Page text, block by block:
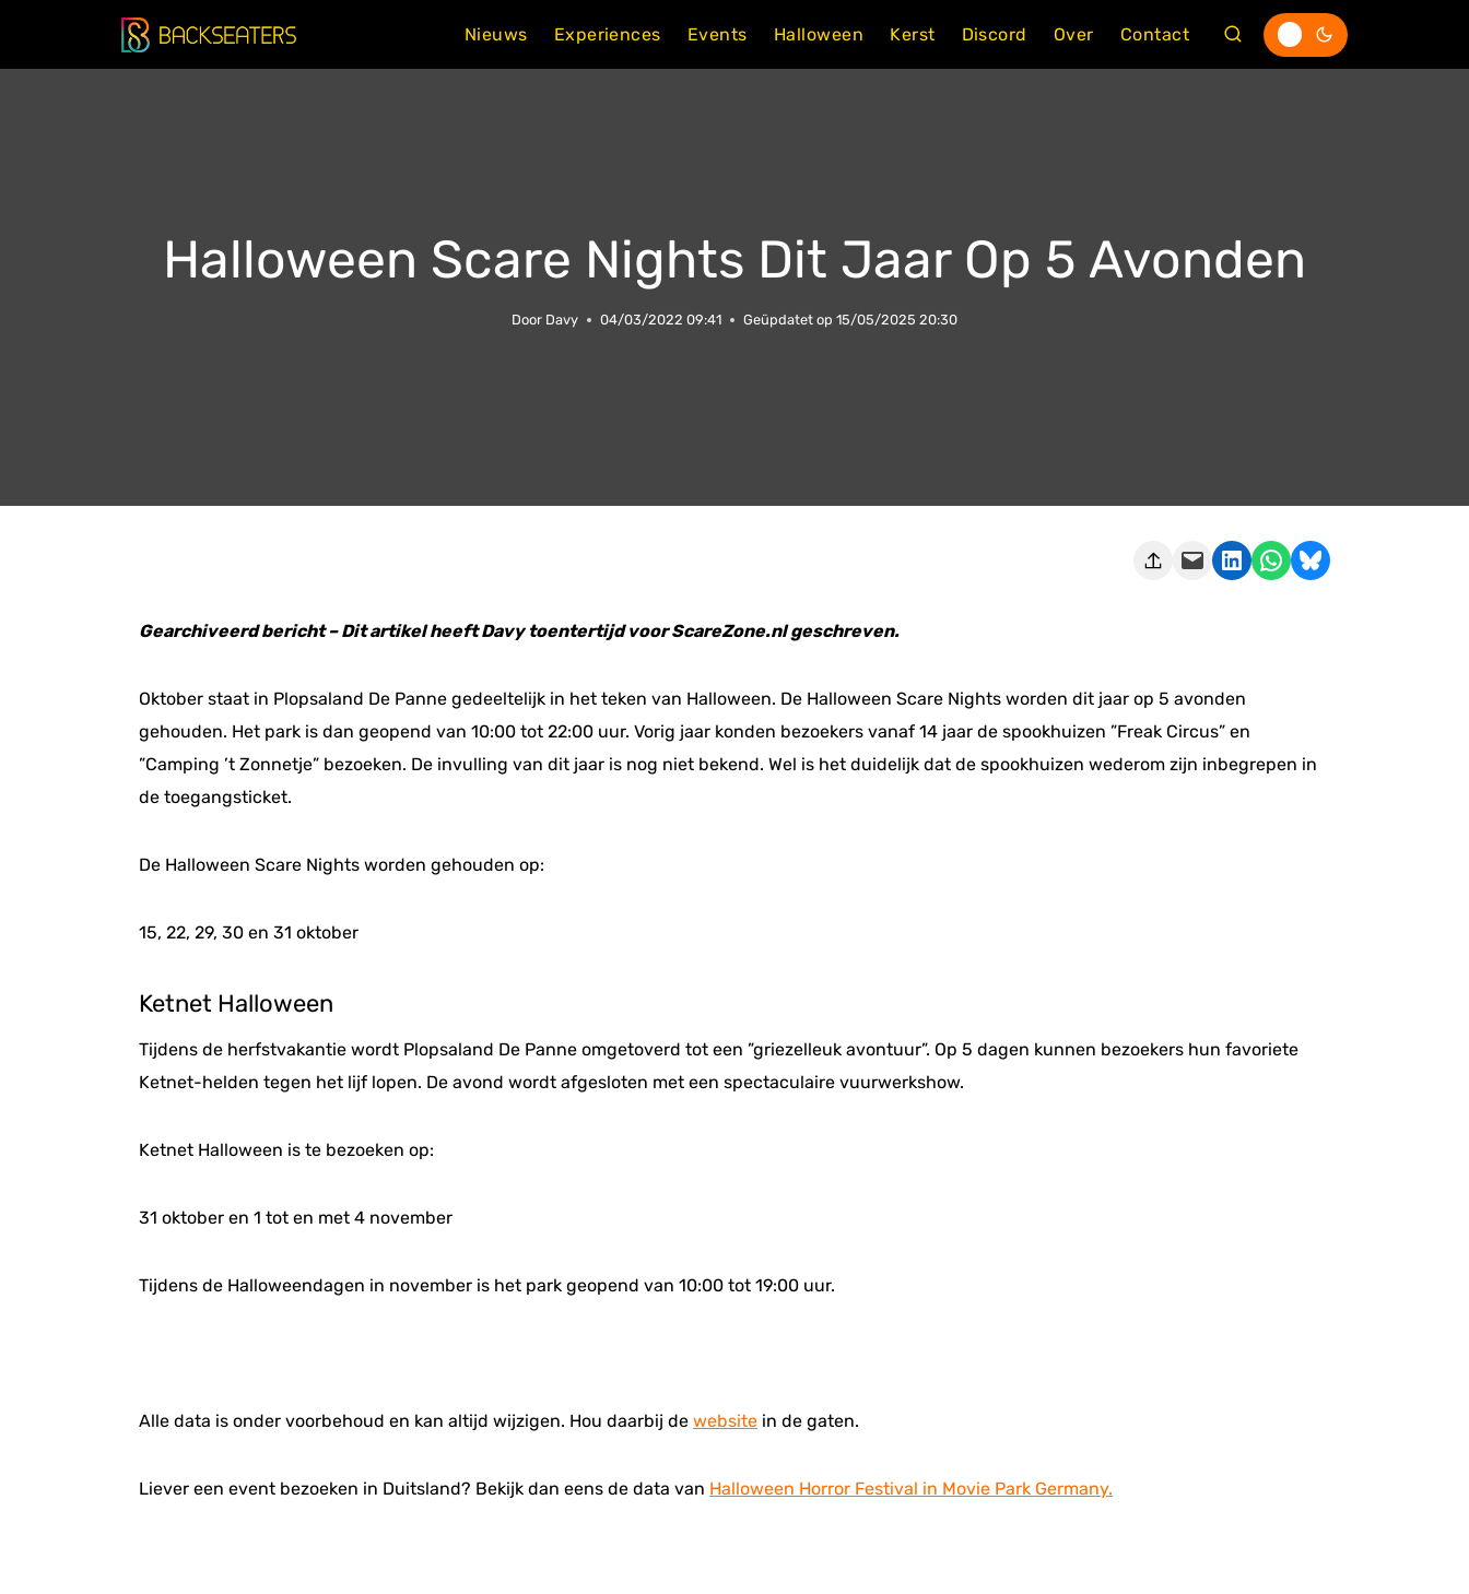
Nieuws Experiences Events Halloween Kerst Discord Over Contact
Halloween Scare Nights Dit Jaar Op 5 Avonden
Door Davy 04/03/2022 09:41 Geüpdatet op 15/05/2025 20:30
Deze pagina e-mailen Delen op LinkedIn Delen via WhatsApp Share on Bluesky
Gearchiveerd bericht – Dit artikel heeft Davy toentertijd voor ScareZone.nl geschreven.
Oktober staat in Plopsaland De Panne gedeeltelijk in het teken van Halloween. De Halloween Scare Nights worden dit jaar op 5 avonden
gehouden. Het park is dan geopend van 10:00 tot 22:00 uur. Vorig jaar konden bezoekers vanaf 14 jaar de spookhuizen ”Freak Circus” en
”Camping ’t Zonnetje” bezoeken. De invulling van dit jaar is nog niet bekend. Wel is het duidelijk dat de spookhuizen wederom zijn inbegrepen in
de toegangsticket.
De Halloween Scare Nights worden gehouden op:
15, 22, 29, 30 en 31 oktober
Ketnet Halloween
Tijdens de herfstvakantie wordt Plopsaland De Panne omgetoverd tot een ”griezelleuk avontuur”. Op 5 dagen kunnen bezoekers hun favoriete
Ketnet-helden tegen het lijf lopen. De avond wordt afgesloten met een spectaculaire vuurwerkshow.
Ketnet Halloween is te bezoeken op:
31 oktober en 1 tot en met 4 november
Tijdens de Halloweendagen in november is het park geopend van 10:00 tot 19:00 uur.
Alle data is onder voorbehoud en kan altijd wijzigen. Hou daarbij de website in de gaten.
Liever een event bezoeken in Duitsland? Bekijk dan eens de data van Halloween Horror Festival in Movie Park Germany.